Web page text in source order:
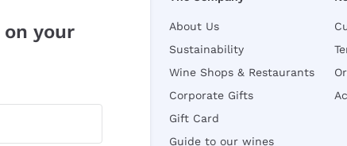
on your
About Us
Sustainability
Wine Shops & Restaurants
Corporate Gifts
Gift Card
Guide to our wines